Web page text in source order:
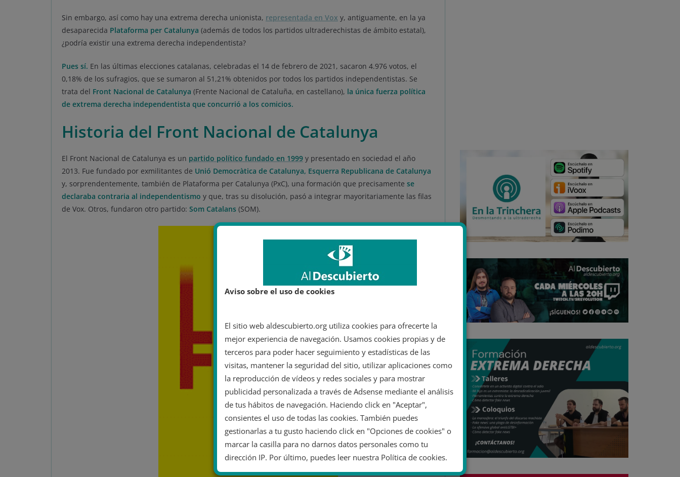
Sin embargo, así como hay una extrema derecha unionista, representada en Vox y, antiguamente, en la ya
desaparecida Plataforma per Catalunya (además de todos los partidos ultraderechistas de ámbito estatal),
¿podría existir una extrema derecha independentista?
Pues sí. En las últimas elecciones catalanas, celebradas el 14 de febrero de 2021, sacaron 4.976 votos, el
0,18% de los sufragios, que se sumaron al 51,21% obtenidos por todos los partidos independentistas. Se
trata del Front Nacional de Catalunya (Frente Nacional de Cataluña, en castellano), la única fuerza política
de extrema derecha independentista que concurrió a los comicios.
Historia del Front Nacional de Catalunya
El Front Nacional de Catalunya es un partido político fundado en 1999 y presentado en sociedad el año
2013. Fue fundado por exmilitantes de Unió Democràtica de Catalunya, Esquerra Republicana de Catalunya
y, sorprendentemente, también de Plataforma per Catalunya (PxC), una formación que precisamente se
declaraba contraria al independentismo y que, tras su disolución, pasó a integrar mayoritariamente las filas
de Vox. Otros, fundaron otro partido: Som Catalans (SOM).
Aviso sobre el uso de cookies
El sitio web aldescubierto.org utiliza cookies para ofrecerte la
mejor experiencia de navegación. Usamos cookies propias y de
terceros para poder hacer seguimiento y estadísticas de las
visitas, mantener la seguridad del sitio, utilizar aplicaciones como
la reproducción de vídeos y redes sociales y para mostrar
publicidad personalizada a través de Adsense mediante el análisis
de tus hábitos de navegación. Haciendo click en "Aceptar",
consientes el uso de todas las cookies. También puedes
gestionarlas a tu gusto haciendo click en "Opciones de cookies" o
marcar la casilla para no darnos datos personales como tu
dirección IP. Por último, puedes leer nuestra Política de cookies.